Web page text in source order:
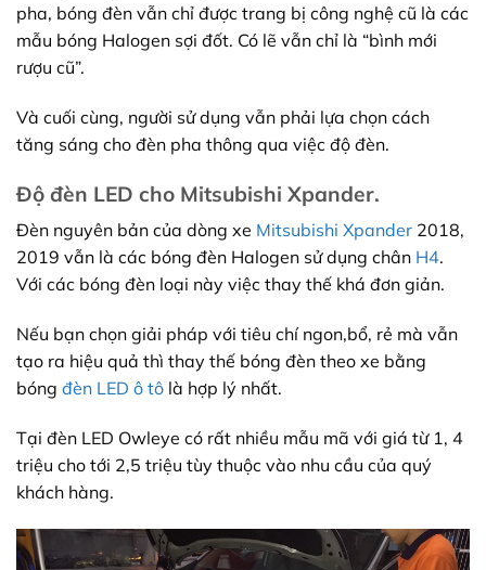
pha, bóng đèn vẫn chỉ được trang bị công nghệ cũ là các
mẫu bóng Halogen sợi đốt. Có lẽ vẫn chỉ là “bình mới
rượu cũ”.
Và cuối cùng, người sử dụng vẫn phải lựa chọn cách
tăng sáng cho đèn pha thông qua việc độ đèn.
Độ đèn LED cho Mitsubishi Xpander.
Đèn nguyên bản của dòng xe Mitsubishi Xpander 2018,
2019 vẫn là các bóng đèn Halogen sử dụng chân H4.
Với các bóng đèn loại này việc thay thế khá đơn giản.
Nếu bạn chọn giải pháp với tiêu chí ngon,bổ, rẻ mà vẫn
tạo ra hiệu quả thì thay thế bóng đèn theo xe bằng
bóng đèn LED ô tô là hợp lý nhất.
Tại đèn LED Owleye có rất nhiều mẫu mã với giá từ 1, 4
triệu cho tới 2,5 triệu tùy thuộc vào nhu cầu của quý
khách hàng.